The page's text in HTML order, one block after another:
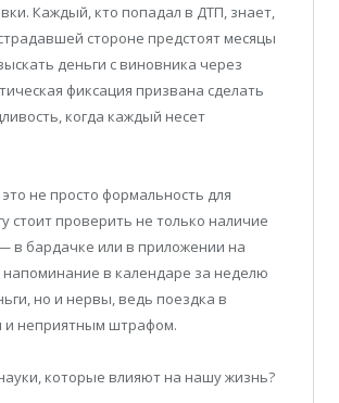
Каждый, кто попадал в ДТП, знает,
стороне предстоят месяцы
деньги с виновника через
фиксация призвана сделать
когда каждый несет
не просто формальность для
стоит проверить не только наличие
в бардачке или в приложении на
в календаре за неделю
но и нервы, ведь поездка в
и неприятным штрафом.
которые влияют на нашу жизнь?